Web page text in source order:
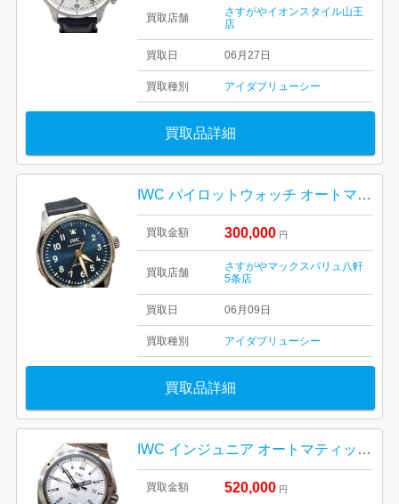
買取店舗
さすがやイオンスタイル山王
店
買取日 06月27日
買取種別 アイダブリューシー
買取品詳細
IWC パイロットウォッチ オートマティック36 プティ・プランス
買取金額 300,000 円
買取店舗
さすがやマックスバリュ八軒
5条店
買取日 06月09日
買取種別 アイダブリューシー
買取品詳細
IWC インジュニア オートマティックSS
買取金額 520,000 円